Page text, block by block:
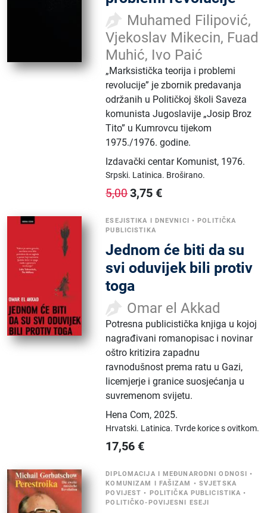
Muhamed Filipović,
Vjekoslav Mikecin, Fuad
Muhić, Ivo Paić
„Marksistička teorija i problemi
revolucije” je zbornik predavanja
održanih u Političkoj školi Saveza
komunista Jugoslavije „Josip Broz
Tito” u Kumrovcu tijekom
1975./1976. godine.
Izdavački centar Komunist, 1976.
Srpski. Latinica. Broširano.
5,003,75 €
ESEJISTIKA I DNEVNICI • POLITIČKA
PUBLICISTIKA
Jednom će biti da su
svi oduvijek bili protiv
toga
Omar el Akkad
Potresna publicistička knjiga u kojoj
nagrađivani romanopisac i novinar
oštro kritizira zapadnu
ravnodušnost prema ratu u Gazi,
licemjerje i granice suosjećanja u
suvremenom svijetu.
Hena Com,2025.
Hrvatski. Latinica.Tvrde korice s ovitkom.
17,56 €
DIPLOMACIJA I MEĐUNARODNI ODNOSI
•
KOMUNIZAM I FAŠIZAM
• SVJETSKA
POVIJEST • POLITIČKA PUBLICISTIKA •
POLITIČKO-POVIJESNI ESEJI